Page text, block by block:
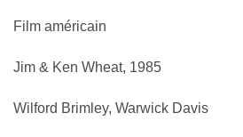
Film américain
Jim & Ken Wheat, 1985
Wilford Brimley, Warwick Davis